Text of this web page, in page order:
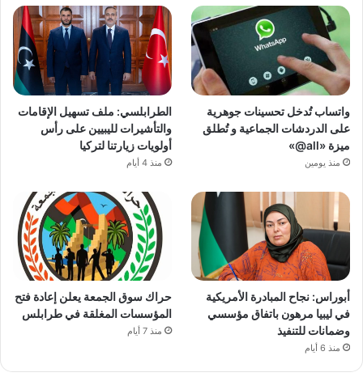
واتساب تُدخل تحسينات جوهرية
على الدردشات الجماعية و تُطلق
ميزة «all@»
منذ يومين
الطرابلسي: ملف تسهيل الإقامات
والتأشيرات لليبيين على رأس
أولويات زيارتنا لتركيا
منذ 4 أيام
أبوراس: نجاح المبادرة الأمريكية
في ليبيا مرهون باتفاق مؤسسي
وضمانات للتنفيذ
منذ 6 أيام
حراك سوق الجمعة يعلن إعادة فتح
المؤسسات المغلقة في طرابلس
منذ 7 أيام